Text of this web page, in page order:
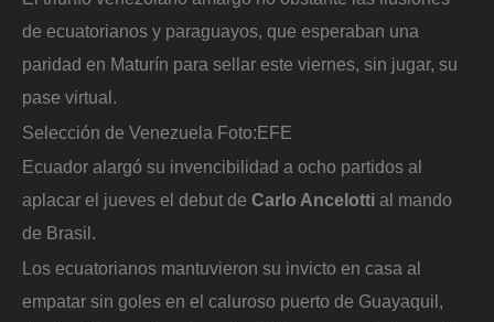
de ecuatorianos y paraguayos, que esperaban una
paridad en Maturín para sellar este viernes, sin jugar, su
pase virtual.
Selección de Venezuela Foto:EFE
Ecuador alargó su invencibilidad a ocho partidos al
aplacar el jueves el debut de Carlo Ancelotti al mando
de Brasil.
Los ecuatorianos mantuvieron su invicto en casa al
empatar sin goles en el caluroso puerto de Guayaquil,